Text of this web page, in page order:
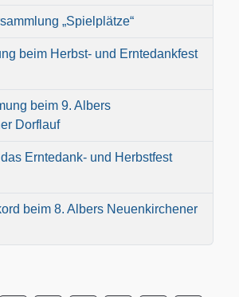
„Spielplätze“
beim Herbst- und Erntedankfest
beim 9. Albers
Dorflauf
Erntedank- und Herbstfest
beim 8. Albers Neuenkirchener